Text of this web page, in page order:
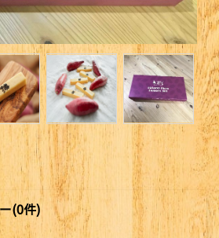
(0件)